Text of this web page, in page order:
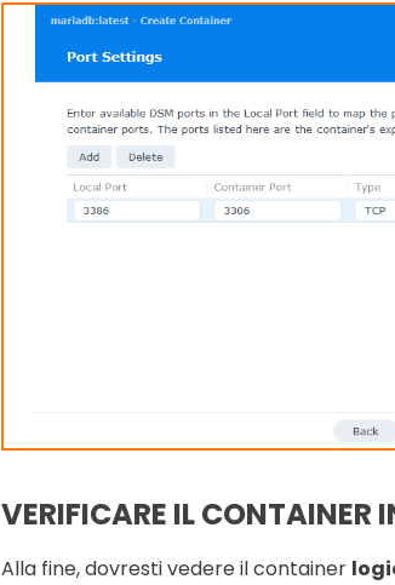
VERIFICARE IL CONTAINER
Alla fine, dovresti vedere il container